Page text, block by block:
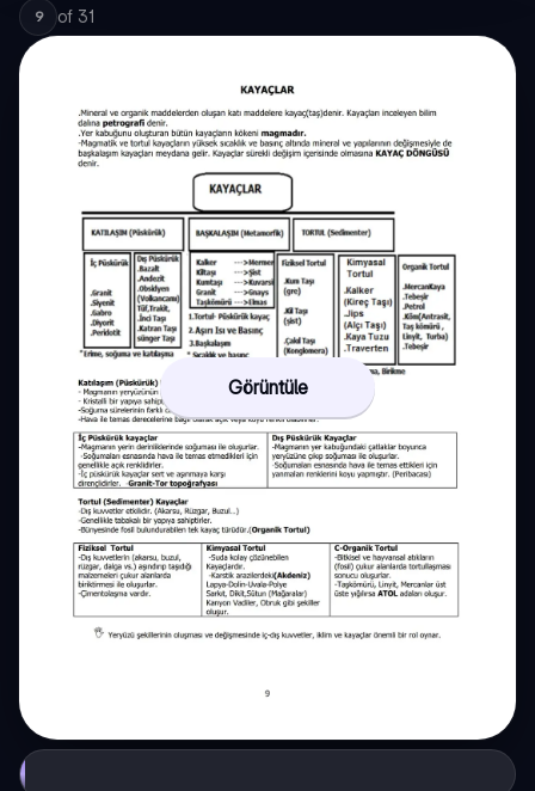
9 of 31
Görüntüle